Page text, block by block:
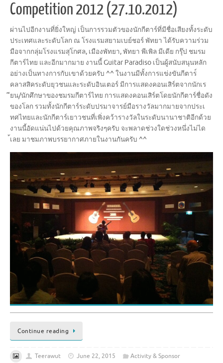
Competition 2012 (27.10.2012)
ผ่านไปอีกงานที่ยิ่งใหญ่ เป็นการรวมตัวของนักกีตาร์ที่มีชื่อเสียงทั้งระดับ
ประเทศและระดับโลก ณ โรงแรมสยามเบย์ชอร์ พัทยา ได้รับความร่วม
มือจากกลุ่มโรงแรมสุโกศล, เมืองพัทยา, พัทยา พีเพิล มีเดีย กรุ๊ป ชมรม
กีตาร์ไทย และอีกมากมาย งานนี้ Guitar Paradiso เป็นผู้สนับสนุนหลัก
อย่างเป็นทางการกับเขาด้วยครับ ^^ ในงานมีทั้งการแข่งขันกีตาร
คลาสสิคระดับยุวชนและระดับอินเตอร์ มีการแสดงคอนเสิร์ตจากนักเร
ียน/นักศึกษาของชมรมกีตาร์ไทย การแสดงคอนเสิร์ตโดยนักกีตาร์ชื่อดัง
ของโลก รวมทั้งนักกีตาร์ระดับปรมาจารย์มือรางวัลมากมายจากประเ
ทศไทยและนักกีตาร์เยาวชนที่เพิ่งคว้ารางวัลในระดับนานาชาติอีกด้วย
งานนี้อัดแน่นไปด้วยคุณภาพจริงๆครับ จะพลาดช่วงใดช่วงหนึ่งไม่ได
้เลย มาชมภาพบรรยากาศภายในงานกันครับ ^^
Continue reading
Teerawut June 22, 2015 Activity & Sponsor